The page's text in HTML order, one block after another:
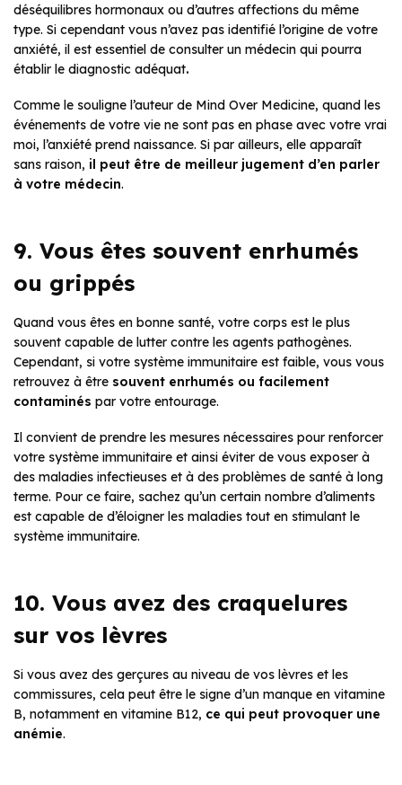
déséquilibres hormonaux ou d’autres affections du même
type. Si cependant vous n’avez pas identifié l’origine de votre
anxiété, il est essentiel de consulter un médecin qui pourra
établir le diagnostic adéquat.
Comme le souligne l’auteur de Mind Over Medicine, quand les
événements de votre vie ne sont pas en phase avec votre vrai
moi, l’anxiété prend naissance. Si par ailleurs, elle apparaît
sans raison, il peut être de meilleur jugement d’en parler
à votre médecin.
9. Vous êtes souvent enrhumés
ou grippés
Quand vous êtes en bonne santé, votre corps est le plus
souvent capable de lutter contre les agents pathogènes.
Cependant, si votre système immunitaire est faible, vous vous
retrouvez à être souvent enrhumés ou facilement
contaminés par votre entourage.
Il convient de prendre les mesures nécessaires pour renforcer
votre système immunitaire et ainsi éviter de vous exposer à
des maladies infectieuses et à des problèmes de santé à long
terme. Pour ce faire, sachez qu’un certain nombre d’aliments
est capable de d’éloigner les maladies tout en stimulant le
système immunitaire.
10. Vous avez des craquelures
sur vos lèvres
Si vous avez des gerçures au niveau de vos lèvres et les
commissures, cela peut être le signe d’un manque en vitamine
B, notamment en vitamine B12, ce qui peut provoquer une
anémie.